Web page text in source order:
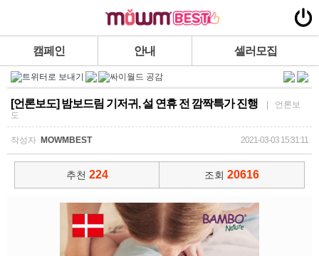
캠페인 안내 셀러모집
[언론보도] 밤보드림 기저귀, 설 연휴 전 깜짝특가 진행
| 언론보
도
작성자 MOWMBEST 2021-03-03 15:31:11
추천 224 조회 20616